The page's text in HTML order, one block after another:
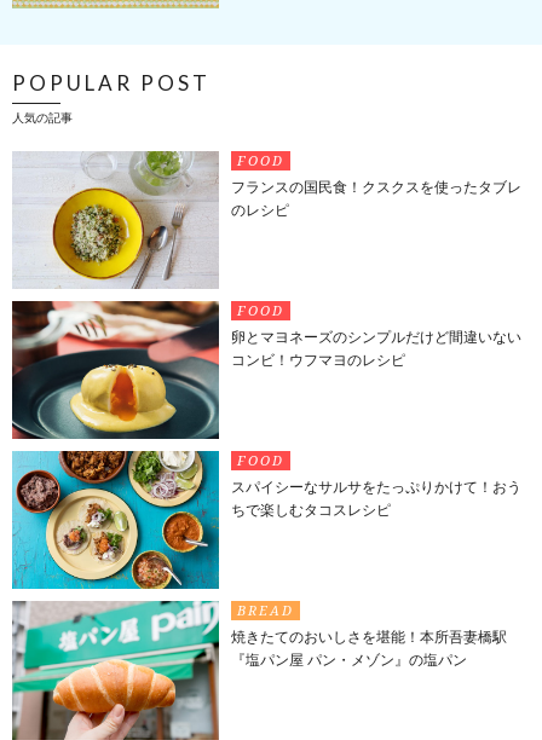
POPULAR POST
人気の記事
FOOD
フランスの国民食！クスクスを使ったタブレ
のレシピ
FOOD
卵とマヨネーズのシンプルだけど間違いない
コンビ！ウフマヨのレシピ
FOOD
スパイシーなサルサをたっぷりかけて！おう
ちで楽しむタコスレシピ
BREAD
焼きたてのおいしさを堪能！本所吾妻橋駅
『塩パン屋 パン・メゾン』の塩パン